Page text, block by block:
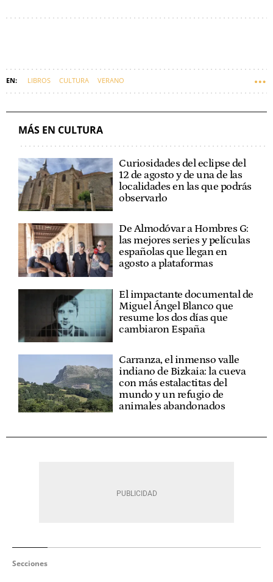
LIBROS CULTURA VERANO
MÁS EN CULTURA
Curiosidades del eclipse del
12 de agosto y de una de las
localidades en las que podrás
observarlo
De Almodóvar a Hombres G:
las mejores series y películas
españolas que llegan en
agosto a plataformas
El impactante documental de
Miguel Ángel Blanco que
resume los dos días que
cambiaron España
Carranza, el inmenso valle
indiano de Bizkaia: la cueva
con más estalactitas del
mundo y un refugio de
animales abandonados
Secciones